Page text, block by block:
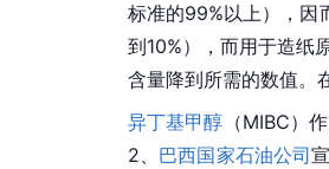
标准的99%以上），因
到10%），而用于造纸
含量降到所需的数值。
异丁基甲醇 （MIBC）
2、 巴西国家石油公司